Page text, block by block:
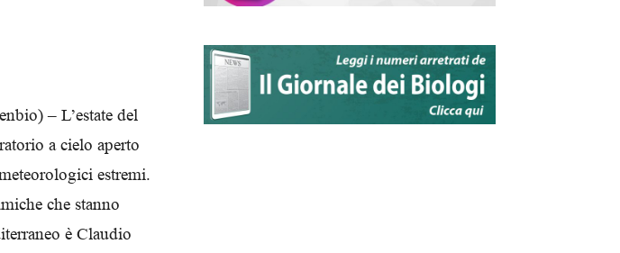
Ordini
– L’estate del
a cielo aperto
estremi.
che stanno
è Claudio